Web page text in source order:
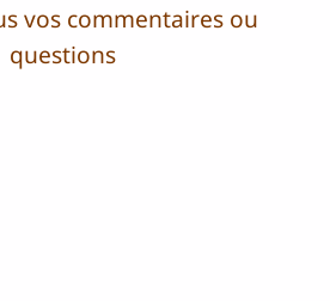
vos commentaires ou
questions